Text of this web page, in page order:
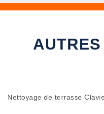
Nettoyage de terrasse